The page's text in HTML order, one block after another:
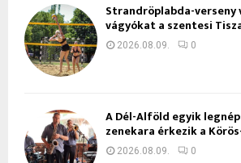
Strandröplabda-verseny
vágyókat a szentesi
2026.08.09. 0
A Dél-Alföld egyik
zenekara érkezik a
2026.08.09. 0